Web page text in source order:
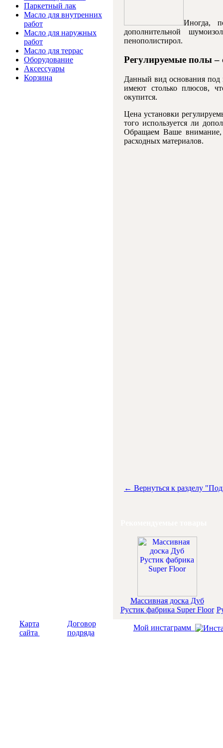
Паркетный лак
Масло для внутренних
работ
Масло для наружных
работ
Масло для террас
Оборудование
Аксессуары
Корзина
Иногда,
дополнительной
пенополистирол.
Регулируемые полы –
Данный вид основания под
имеют столько плюсов,
окупится.
Цена установки
того используется ли
Обращаем Ваше внимание,
расходных материалов.
← Вернуться к разделу
Массивная доска Дуб
Рустик фабрика Super Floor
Карта
сайта
Договор
подряда
Мой инстаграмм